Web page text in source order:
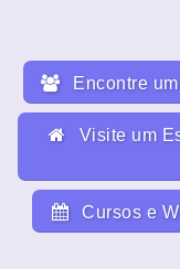
Encontre
Visite um
Cursos e